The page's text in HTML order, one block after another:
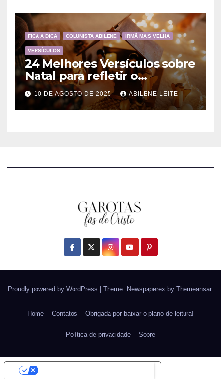
FICA A DICA COLUNISTA ABILENE IRMÃ MAIS VELHA
VERSÍCULOS
24 Melhores Versículos sobre
Natal para refletir o
Nascimento de Jesus
10 DE AGOSTO DE 2025 ABILENE LEITE
Proudly powered by WordPress Theme: Newspaperex by Themeansar.
Home Contatos Obrigada por baixar o plano de leitura!
Política de privacidade Sobre
Suas opções de privacidade